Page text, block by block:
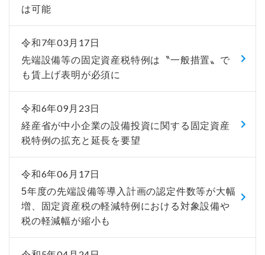
は可能
令和7年03月17日
先端設備等の固定資産税特例は〝一般措置〟で
も賃上げ表明が必須に
令和6年09月23日
経産省が中小企業の設備投資に関する固定資産
税特例の拡充と延長を要望
令和6年06月17日
5年度の先端設備等導入計画の認定件数等が大幅
増、固定資産税の軽減特例における対象設備や
税の軽減幅が縮小も